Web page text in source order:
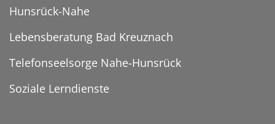
Hunsrück-Nahe
Lebensberatung Bad Kreuznach
Telefonseelsorge Nahe-Hunsrück
Soziale Lerndienste